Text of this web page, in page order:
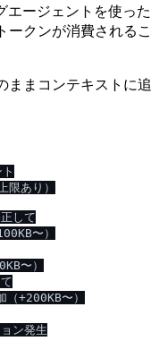
エージェントを使った
ークンが消費されるこ
ままコンテキストに追
あり）
して
〜）
〜）
+200KB〜）